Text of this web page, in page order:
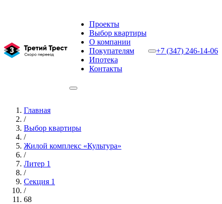
Проекты
Выбор квартиры
О компании
Покупателям
Ипотека
Контакты
+7 (347) 246-14-06
Главная
/
Выбор квартиры
/
Жилой комплекс «Культура»
/
Литер 1
/
Секция 1
/
68